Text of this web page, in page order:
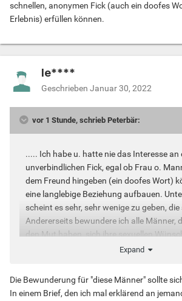
schnellen, anonymen Fick (auch ein doofes
Erlebnis) erfüllen können.
le****
Geschrieben Januar 30, 2022
vor 1 Stunde, schrieb Peterbär:
..... Ich habe u. hatte nie das Interesse an
unverbindlichen Fick, egal ob Frau o.
dem Freund hingeben (ein doofes Wort)
eine langlebige Beziehung aufbauen.
scheint es sehr, sehr wenige zu geben,
Andererseits bewundere ich alle Männer,
den Mut haben, sich ihre sexuellen
schnellen, anonymen Fick (auch ein
Expand
Die Bewunderung für "diese Männer" sollte
In einem Brief, den ich mal erklärend an